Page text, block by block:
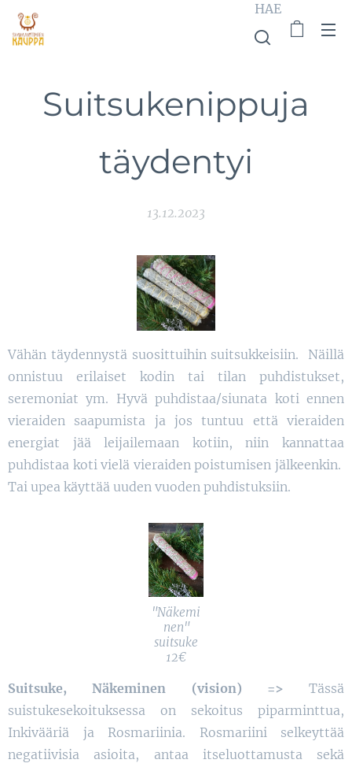
HAE
Suitsukenippuja
täydentyi
13.12.2023
Vähän täydennystä suosittuihin suitsukkeisiin. Näillä
onnistuu erilaiset kodin tai tilan puhdistukset,
seremoniat ym. Hyvä puhdistaa/siunata koti ennen
vieraiden saapumista ja jos tuntuu että vieraiden
energiat jää leijailemaan kotiin, niin kannattaa
puhdistaa koti vielä vieraiden poistumisen jälkeenkin.
Tai upea käyttää uuden vuoden puhdistuksiin.
"Näkemi
nen"
suitsuke
12€
Suitsuke, Näkeminen (vision) => Tässä
suistukesekoituksessa on sekoitus piparminttua,
Inkivääriä ja Rosmariinia. Rosmariini selkeyttää
negatiivisia asioita, antaa itseluottamusta sekä